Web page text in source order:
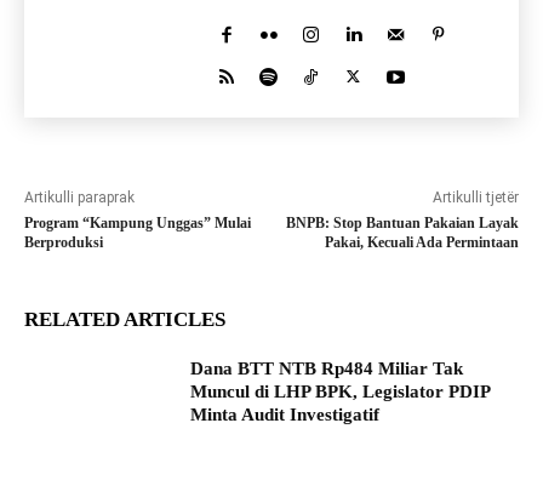
Artikulli paraprak
Program “Kampung Unggas” Mulai
Berproduksi
Artikulli tjetër
BNPB: Stop Bantuan Pakaian Layak
Pakai, Kecuali Ada Permintaan
RELATED ARTICLES
Dana BTT NTB Rp484 Miliar Tak
Muncul di LHP BPK, Legislator PDIP
Minta Audit Investigatif